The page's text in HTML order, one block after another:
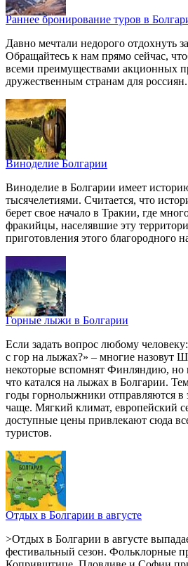
Раннее бронирование туров в
Давно мечтали недорого отдохнуть
Обращайтесь к нам прямо сейчас,
всеми преимуществами акционных
дружественным странам для россиян.
Виноделие Болгарии
Виноделие в Болгарии имеет
тысячелетиями. Считается, что
берет свое начало в Тракии, где
фракийцы, населявшие эту
приготовления этого благородного
Горные лыжи в Болгарии
Если задать вопрос любому
с гор на лыжах?» – многие назовут
некоторые вспомнят Финляндию, но
что катался на лыжах в Болгарии.
годы горнолыжники отправляются в
чаще. Мягкий климат, европейский
доступные цены привлекают сюда
туристов.
Отдых в Болгарии в августе
>Отдых в Болгарии в августе
фестивальный сезон. Фольклорные